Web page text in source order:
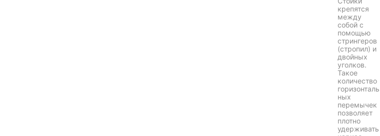
крепятся
между
собой с
помощью
стрингеров
(стропил) и
двойных
уголков.
Такое
количество
горизонталь
ных
перемычек
позволяет
плотно
удерживать